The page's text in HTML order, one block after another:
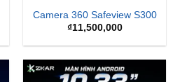
Camera 360 Safeview S300
₫11,500,000